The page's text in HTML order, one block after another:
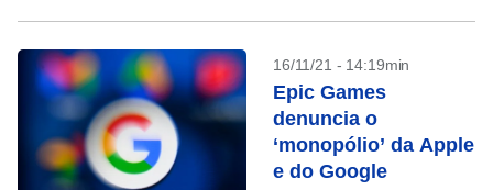
16/11/21 - 14:19min
Epic Games
denuncia o
‘monopólio’ da Apple
e do Google